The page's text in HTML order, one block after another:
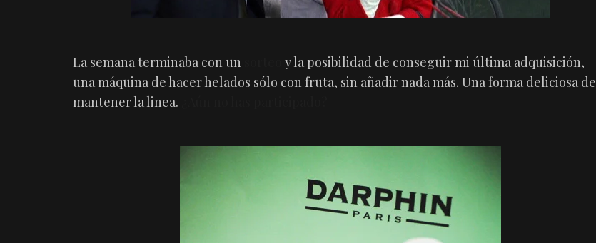
La semana terminaba con un
y la posibilidad de conseguir mi última adquisición,
una máquina de hacer helados sólo con fruta, sin añadir nada más. Una forma deliciosa de
mantener la linea.